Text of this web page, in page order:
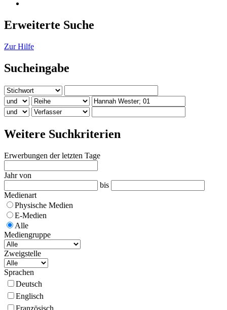
Erweiterte Suche
Zur Hilfe
Sucheingabe
Weitere Suchkriterien
Erwerbungen der letzten Tage
Jahr von
bis
Medienart
Physische Medien
E-Medien
Alle
Mediengruppe
Zweigstelle
Sprachen
Deutsch
Englisch
Französisch